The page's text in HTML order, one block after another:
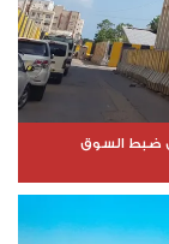
ضبط السوق